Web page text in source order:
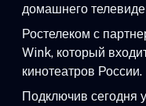
домашнего
Ростелеком с
Wink, который
кинотеатров России.
Подключив сегодня